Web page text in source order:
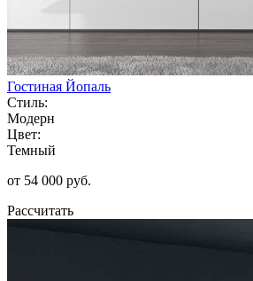
Гостиная Йопаль
Стиль:
Модерн
Цвет:
Темный
от 54 000 руб.
Рассчитать